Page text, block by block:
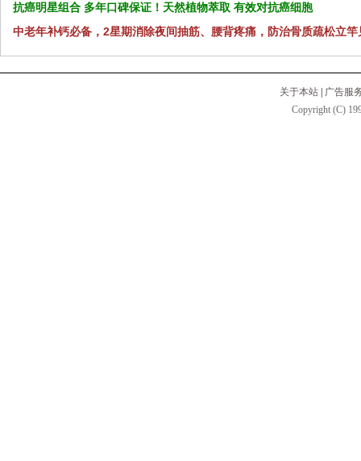
抗癌明星组合 多年口碑保证！天然植物萃取 有效对抗癌细胞
中老年补钙必备，2星期消除夜间抽筋、腰背疼痛，防治骨质疏松立竿
关于本站
广告服
Copyright (C)